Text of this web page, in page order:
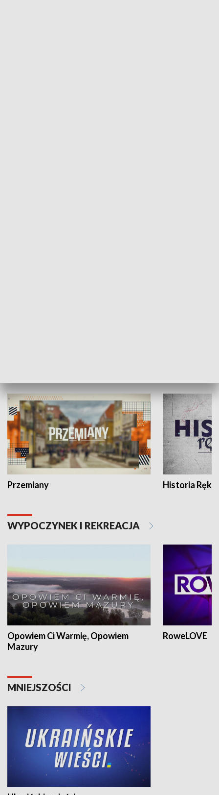
Przemiany Historia Ręką
WYPOCZYNEK I REKREACJA
Opowiem Ci Warmię, Opowiem
Mazury
RoweLOVE
MNIEJSZOŚCI